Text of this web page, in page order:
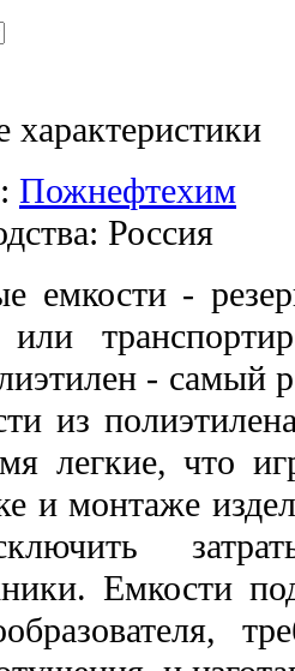
характеристики
Пожнефтехим
Россия
емкости -
- самый
из
легкие, что
и монтаже
Емкости